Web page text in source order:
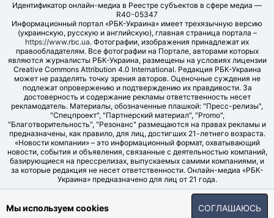
Идентификатор онлайн-медиа в Реестре субъектов в сфере медиа —
R40-05347
Информационный портал «РБК-Украина» имеет трехязычную версию
(украинскую, русскую и английскую), главная страница портала –
https://www.rbc.ua. Фотографии, изображения принадлежат их
правообладателям. Все фотографии на Портале, авторами которых
являются журналисты РБК-Украина, размещены на условиях лицензии
Creative Commons Attribution 4.0 International. Редакция РБК-Украина
может не разделять точку зрения авторов. Оценочные суждения не
подлежат опровержению и подтверждению их правдивости. За
достоверность и содержание рекламы ответственность несет
рекламодатель. Материалы, обозначенные плашкой: "Пресс-релизы",
"Спецпроект", "Партнерский материал", "Promo",
"Благотворительность", "Резонанс" размещаются на правах рекламы и
предназначены, как правило, для лиц, достигших 21-летнего возраста.
«Новости компании» – это информационный формат, охватывающий
новости, события и объявления, связанные с деятельностью компаний,
базирующиеся на прессрелизах, выпускаемых самими компаниями, и
за которые редакция не несет ответственности. Онлайн-медиа «РБК-
Украина» предназначено для лиц от 21 года.
© LLC "UBT MEDIA", 2006-2026.
Мы используем cookies СОГЛАШАЮСЬ